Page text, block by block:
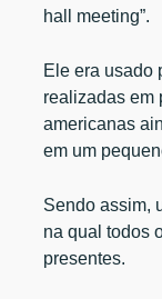
hall meeting”.
Ele era usado
realizadas em
americanas
em um
Sendo assim,
na qual todos
presentes.